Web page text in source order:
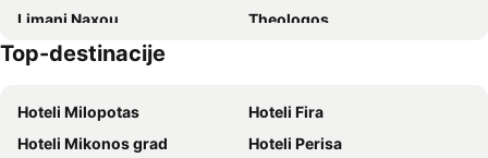
Nefeli rooms Ios
Dionysos Beach Resort & Villas
Aegeon Hotel
Levantes Ios Boutique Hotel
Hotel Lofos - The Hill
Parthenon
Hotel Kolitsani View
Limani Naxou
Theologos
Maganari
Aghia Theodoti
Gyalos
Koumpara
Maltas
Top-destinacije
Hoteli Milopotas
Hoteli Fira
Hoteli Mikonos grad
Hoteli Perisa